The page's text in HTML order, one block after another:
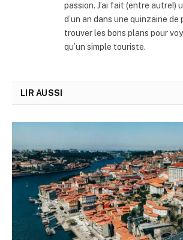
passion. J’ai fait (entre autre!)
d’un an dans une quinzaine de
trouver les bons plans pour
qu’un simple touriste.
LIR AUSSI